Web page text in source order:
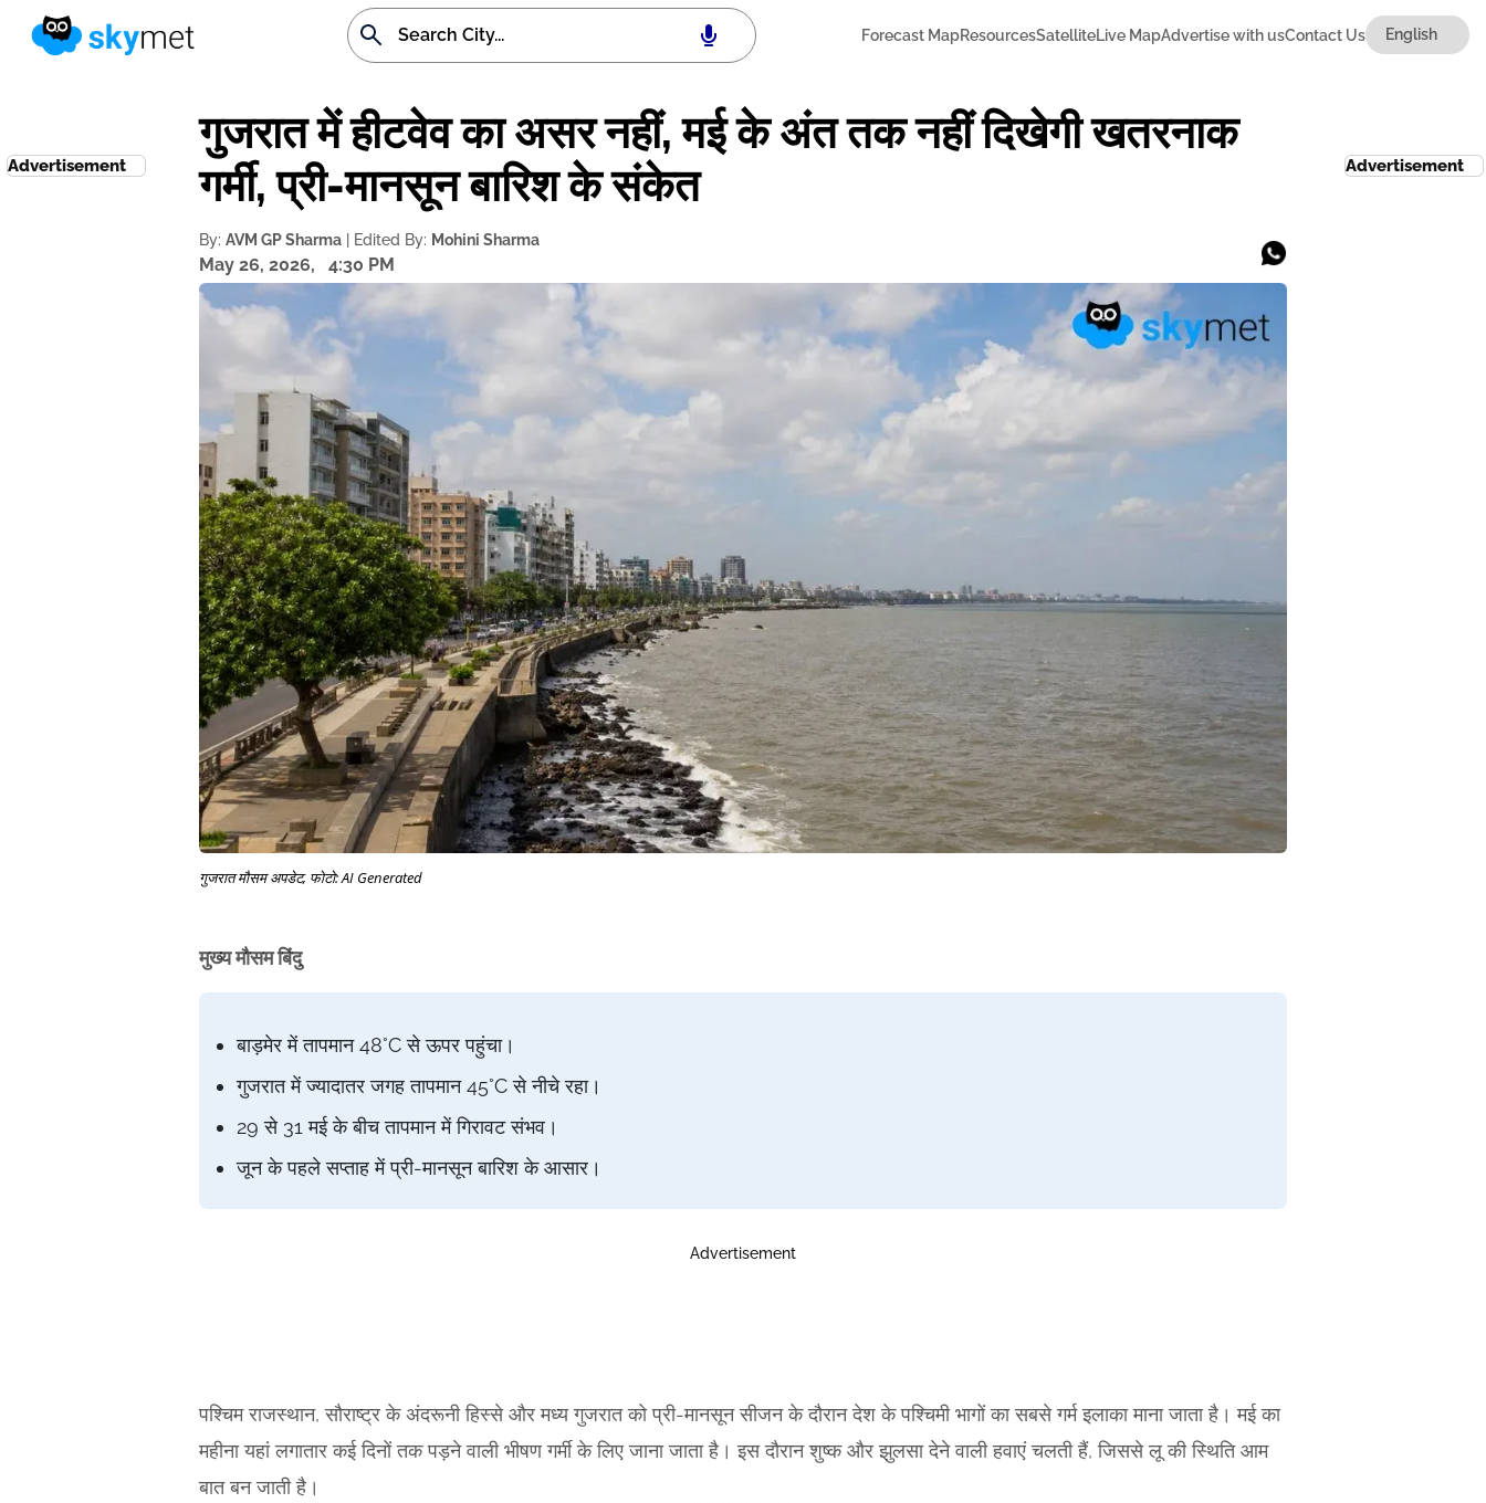
Forecast MapResourcesSatelliteLive MapAdvertise with usContact Us
Advertisement
गुजरात में हीटवेव का असर नहीं, मई के अंत तक नहीं दिखेगी खतरनाक
गर्मी, प्री-मानसून बारिश के संकेत
By:AVM GP Sharma | Edited By: Mohini Sharma
May 26, 2026, 4:30 PM
गुजरात मौसम अपडेट, फोटो: AI Generated
मुख्य मौसम बिंदु
बाड़मेर में तापमान 48°C से ऊपर पहुंचा।
गुजरात में ज्यादातर जगह तापमान 45°C से नीचे रहा।
29 से 31 मई के बीच तापमान में गिरावट संभव।
जून के पहले सप्ताह में प्री-मानसून बारिश के आसार।
Advertisement
पश्चिम राजस्थान, सौराष्ट्र के अंदरूनी हिस्से और मध्य गुजरात को प्री-मानसून सीजन के दौरान देश के पश्चिमी भागों का सबसे गर्म इलाका माना जाता है। मई का
महीना यहां लगातार कई दिनों तक पड़ने वाली भीषण गर्मी के लिए जाना जाता है। इस दौरान शुष्क और झुलसा देने वाली हवाएं चलती हैं, जिससे लू की स्थिति आम
बात बन जाती है।
Advertisement